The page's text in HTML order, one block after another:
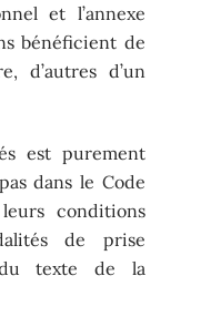
et l’annexe
bénéficient de
d’autres d’un
est purement
dans le Code
conditions
de prise
du texte de la